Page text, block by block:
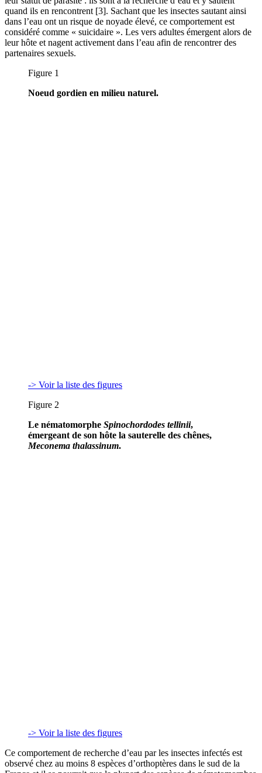
quand ils en rencontrent [3]. Sachant que les insectes sautant ainsi
dans l’eau ont un risque de noyade élevé, ce comportement est
considéré comme « suicidaire ». Les vers adultes émergent alors de
leur hôte et nagent activement dans l’eau afin de rencontrer des
partenaires sexuels.
Figure 1
Noeud gordien en milieu naturel.
-> Voir la liste des figures
Figure 2
Le nématomorphe Spinochordodes tellinii,
émergeant de son hôte la sauterelle des chênes,
Meconema thalassinum.
-> Voir la liste des figures
Ce comportement de recherche d’eau par les insectes infectés est
observé chez au moins 8 espèces d’orthoptères dans le sud de la